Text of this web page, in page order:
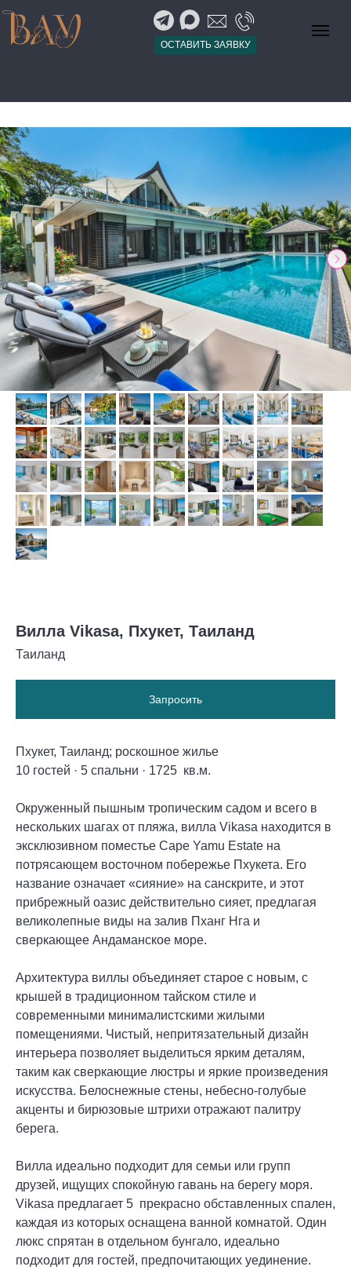
ОСТАВИТЬ ЗАЯВКУ
Вилла Vikasa, Пхукет, Таиланд
Таиланд
Запросить
Пхукет, Таиланд; роскошное жильe
10 гостей · 5 спальни · 1725 кв.м.
Окруженный пышным тропическим садом и всего в
нескольких шагах от пляжа, вилла Vikasa находится в
эксклюзивном поместье Cape Yamu Estate на
потрясающем восточном побережье Пхукета. Его
название означает «сияние» на санскрите, и этот
прибрежный оазис действительно сияет, предлагая
великолепные виды на залив Пханг Нга и
сверкающее Андаманское море.
Архитектура виллы объединяет старое с новым, с
крышей в традиционном тайском стиле и
современными минималистскими жилыми
помещениями. Чистый, непритязательный дизайн
интерьера позволяет выделиться ярким деталям,
таким как сверкающие люстры и яркие произведения
искусства. Белоснежные стены, небесно-голубые
акценты и бирюзовые штрихи отражают палитру
берега.
Вилла идеально подходит для семьи или групп
друзей, ищущих спокойную гавань на берегу моря.
Vikasa предлагает 5 прекрасно обставленных спален,
каждая из которых оснащена ванной комнатой. Один
люкс спрятан в отдельном бунгало, идеально
подходит для гостей, предпочитающих уединение.